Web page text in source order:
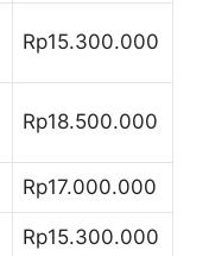
Rp15.300.000
Rp18.500.000
Rp17.000.000
Rp15.300.000